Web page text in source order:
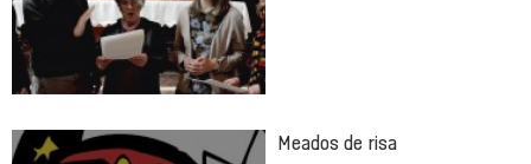
Meados de risa